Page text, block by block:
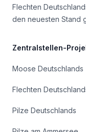
Flechten
den neuesten Stand
Zentralstellen-
Moose Deutschlands
Flechten
Pilze Deutschlands